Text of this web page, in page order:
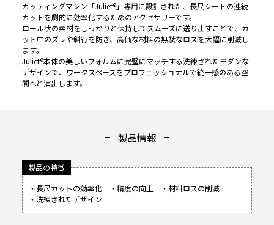
カッティングマシン「Juliet®」専用に設計された、長尺シートの連続
カットを劇的に効率化するためのアクセサリーです。
ロール状の素材をしっかりと保持してスムーズに送り出すことで、カ
ット中のズレや斜行を防ぎ、高価な材料の無駄なロスを大幅に削減し
ます。
Juliet®本体の美しいフォルムに完璧にマッチする洗練されたモダンな
デザインで、ワークスペースをプロフェッショナルで統一感のある空
間へと演出します。
製品情報
製品の特徴
・長尺カットの効率化 ・精度の向上 ・材料ロスの削減
・洗練されたデザイン